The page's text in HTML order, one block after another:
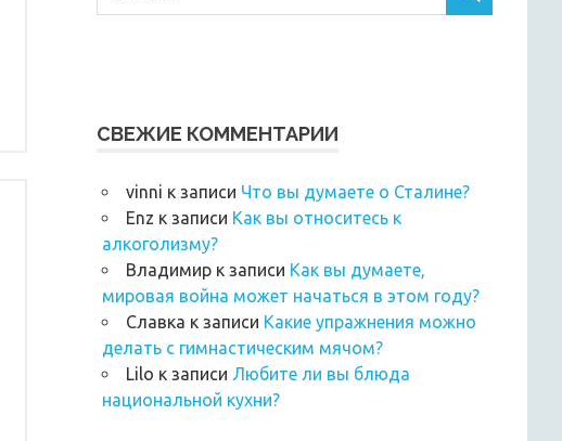
СВЕЖИЕ КОММЕНТАРИИ
vinni к записи Что вы думаете о Сталине?
Enz к записи Как вы относитесь к
алкоголизму?
Владимир к записи Как вы думаете,
мировая война может начаться в этом году?
Славка к записи Какие упражнения можно
делать с гимнастическим мячом?
Lilo к записи Любите ли вы блюда
национальной кухни?